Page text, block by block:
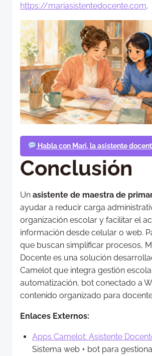
https://mariasistentedocente.com.
Habla con Mari, la asistente
Conclusión
Un asistente de maestra de
ayudar a reducir carga
organización escolar y facilitar el
información desde celular o web.
que buscan simplificar procesos,
Docente es una solución
Camelot que integra gestión
automatización, bot conectado a
contenido organizado para
Enlaces Externos:
Apps Camelot: Asistente
Sistema web + bot para